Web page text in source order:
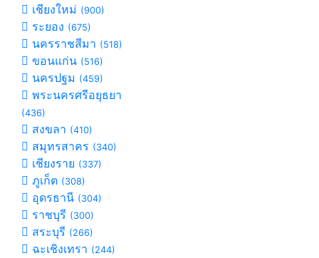
เชียงใหม่ (900)
ระยอง (675)
นครราชสีมา (518)
ขอนแก่น (516)
นครปฐม (459)
พระนครศรีอยุธยา
(436)
สงขลา (410)
สมุทรสาคร (340)
เชียงราย (337)
ภูเก็ต (308)
อุดรธานี (304)
ราชบุรี (300)
สระบุรี (266)
ฉะเชิงเทรา (244)